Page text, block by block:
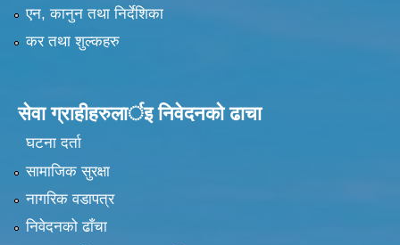
एन, कानुन तथा निर्देशिका
कर तथा शुल्कहरु
सेवा ग्राहीहरुलार्इ निवेदनकाे ढा‍चा
घटना दर्ता
सामाजिक सुरक्षा
नागरिक वडापत्र
निवेदनको ढाँचा